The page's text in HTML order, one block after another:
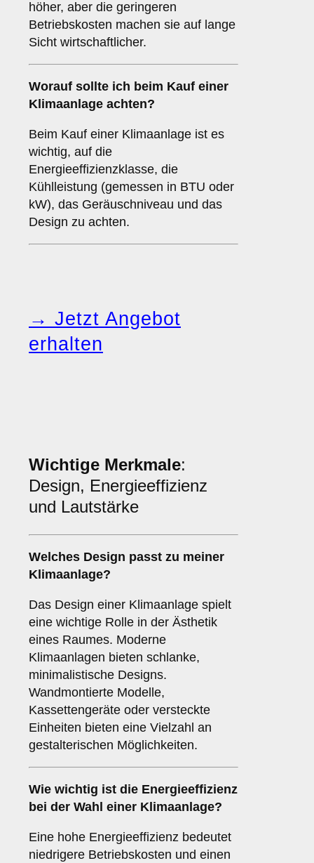
höher, aber die geringeren
Betriebskosten machen sie auf lange
Sicht wirtschaftlicher.
Worauf sollte ich beim Kauf einer
Klimaanlage achten?
Beim Kauf einer Klimaanlage ist es
wichtig, auf die
Energieeffizienzklasse, die
Kühlleistung (gemessen in BTU oder
kW), das Geräuschniveau und das
Design zu achten.
→ Jetzt Angebot
erhalten
Wichtige Merkmale:
Design, Energieeffizienz
und Lautstärke
Welches Design passt zu meiner
Klimaanlage?
Das Design einer Klimaanlage spielt
eine wichtige Rolle in der Ästhetik
eines Raumes. Moderne
Klimaanlagen bieten schlanke,
minimalistische Designs.
Wandmontierte Modelle,
Kassettengeräte oder versteckte
Einheiten bieten eine Vielzahl an
gestalterischen Möglichkeiten.
Wie wichtig ist die Energieeffizienz
bei der Wahl einer Klimaanlage?
Eine hohe Energieeffizienz bedeutet
niedrigere Betriebskosten und einen